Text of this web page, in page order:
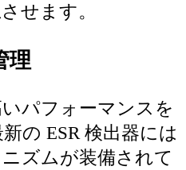
せます。
理
パフォーマンスを
の ESR 検出器には
ズムが装備されて